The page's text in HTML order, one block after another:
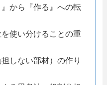
から『作る』への転
使い分けることの重
しない部材）の作り